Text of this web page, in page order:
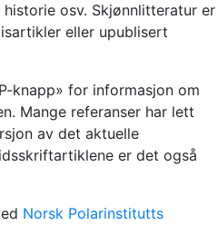
osv. Skjønnlitteratur er
eller upublisert
knapp» for informasjon om
Mange referanser har lett
av det aktuelle
er det også
Norsk Polarinstitutts